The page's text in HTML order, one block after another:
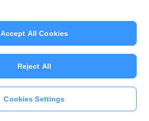
Cookies Settings
Reject All
Accept All Cookies